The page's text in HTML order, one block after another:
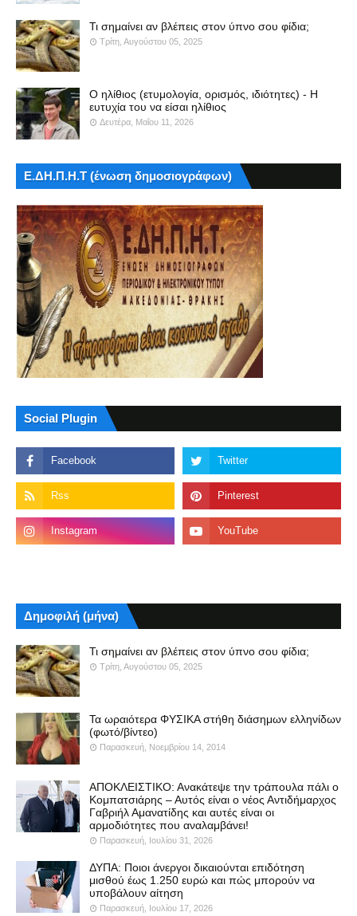
Τι σημαίνει αν βλέπεις στον ύπνο σου φίδια;
Τρίτη, Αυγούστου 05, 2025
Ο ηλίθιος (ετυμολογία, ορισμός, ιδιότητες) - Η
ευτυχία του να είσαι ηλίθιος
Δευτέρα, Μαΐου 11, 2026
Ε.ΔΗ.Π.Η.Τ (ένωση δημοσιογράφων)
Social Plugin
Δημοφιλή (μήνα)
Τι σημαίνει αν βλέπεις στον ύπνο σου φίδια;
Τρίτη, Αυγούστου 05, 2025
Τα ωραιότερα ΦΥΣΙΚΑ στήθη διάσημων ελληνίδων
(φωτό/βίντεο)
Παρασκευή, Νοεμβρίου 14, 2014
ΑΠΟΚΛΕΙΣΤΙΚΟ: Ανακάτεψε την τράπουλα πάλι ο
Κομπατσιάρης – Αυτός είναι ο νέος Αντιδήμαρχος
Γαβριήλ Αμανατίδης και αυτές είναι οι
αρμοδιότητες που αναλαμβάνει!
Παρασκευή, Ιουλίου 31, 2026
ΔΥΠΑ: Ποιοι άνεργοι δικαιούνται επιδότηση
μισθού έως 1.250 ευρώ και πώς μπορούν να
υποβάλουν αίτηση
Παρασκευή, Ιουλίου 17, 2026